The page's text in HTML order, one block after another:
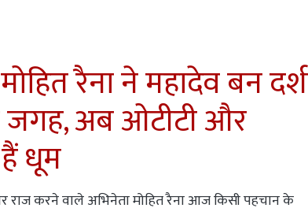
रैना ने महादेव बन
जगह, अब ओटीटी और
धूम
राज करने वाले अभिनेता मोहित रैना आज किसी पहचान के